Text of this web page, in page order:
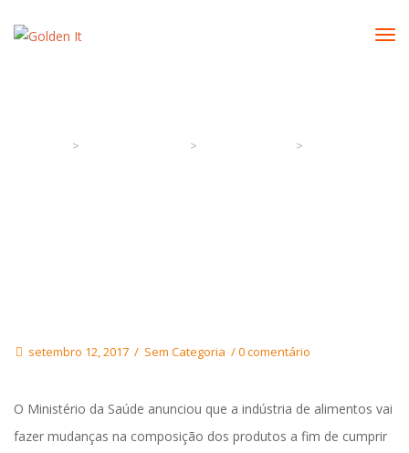
> > >
setembro 12, 2017 Sem Categoria 0 comentário
O Ministério da Saúde anunciou que a indústria de alimentos vai
fazer mudanças na composição dos produtos a fim de cumprir